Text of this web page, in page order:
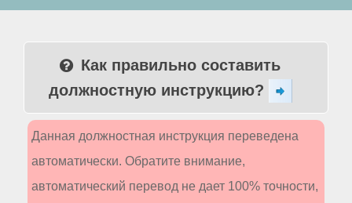
Как правильно составить
должностную инструкцию?
Данная должностная инструкция переведена
автоматически. Обратите внимание,
автоматический перевод не дает 100% точности,